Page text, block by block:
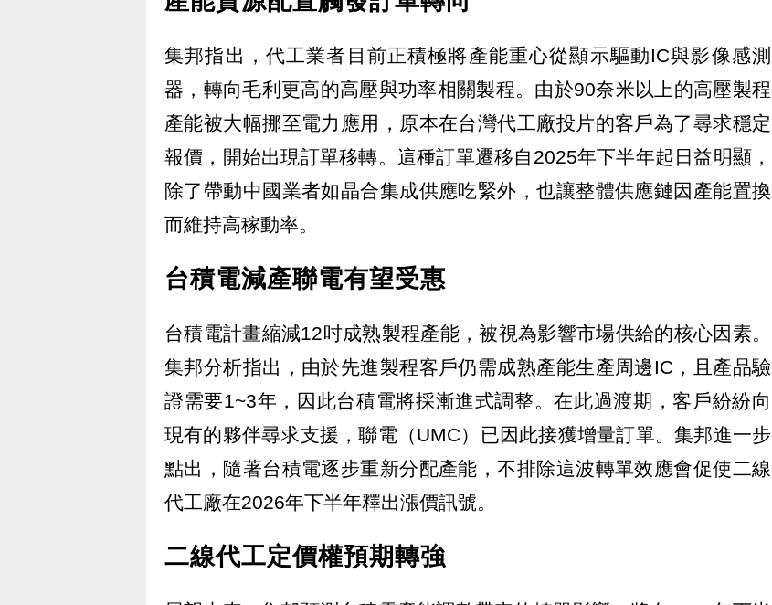
集邦指出，代工業者目前正積極將產能重心從顯示驅動IC與影像感測
器，轉向毛利更高的高壓與功率相關製程。由於90奈米以上的高壓製程
產能被大幅挪至電力應用，原本在台灣代工廠投片的客戶為了尋求穩定
報價，開始出現訂單移轉。這種訂單遷移自2025年下半年起日益明顯，
除了帶動中國業者如晶合集成供應吃緊外，也讓整體供應鏈因產能置換
而維持高稼動率。
台積電減產聯電有望受惠
台積電計畫縮減12吋成熟製程產能，被視為影響市場供給的核心因素。
集邦分析指出，由於先進製程客戶仍需成熟產能生產周邊IC，且產品驗
證需要1~3年，因此台積電將採漸進式調整。在此過渡期，客戶紛紛向
現有的夥伴尋求支援，聯電（UMC）已因此接獲增量訂單。集邦進一步
點出，隨著台積電逐步重新分配產能，不排除這波轉單效應會促使二線
代工廠在2026年下半年釋出漲價訊號。
二線代工定價權預期轉強